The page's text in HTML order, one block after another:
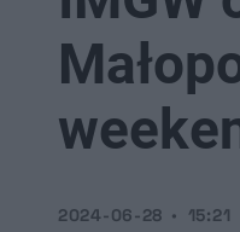
2024-06-28 15:21